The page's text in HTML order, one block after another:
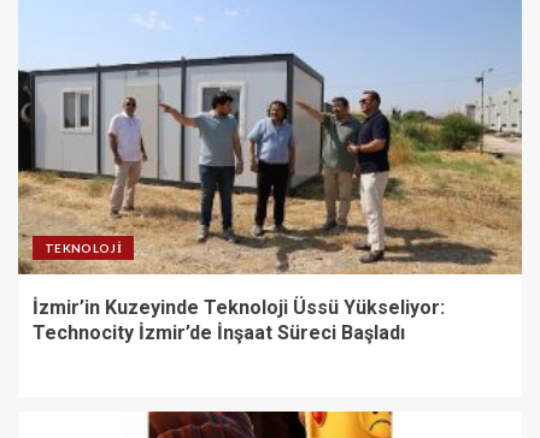
TEKNOLOJI
İzmir’in Kuzeyinde Teknoloji Üssü Yükseliyor:
Technocity İzmir’de İnşaat Süreci Başladı